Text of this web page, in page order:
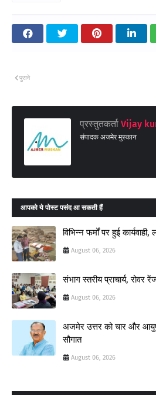
पुराने
प्रस्तुतकर्ता Vijay
संपादक अजमेर मुस्कान
आपको ये पोस्ट पसंद आ सकती हैं
विभिन्न फर्मों पर हुई कार्यवाही,
August 06, 2026
संभाग स्तरीय प्राचार्य, रोवर
August 06, 2026
अजमेर उत्तर को चार और
सौगात
August 06, 2026